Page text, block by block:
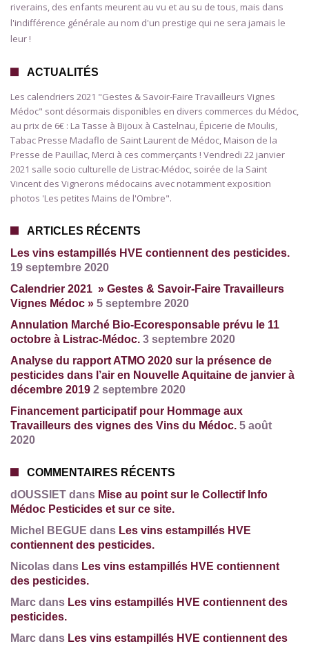
riverains, des enfants meurent au vu et au su de tous, mais dans
l'indifférence générale au nom d'un prestige qui ne sera jamais le
leur !
ACTUALITÉS
Les calendriers 2021 "Gestes & Savoir-Faire Travailleurs Vignes
Médoc" sont désormais disponibles en divers commerces du Médoc,
au prix de 6€ : La Tasse à Bijoux à Castelnau, Épicerie de Moulis,
Tabac Presse Madaflo de Saint Laurent de Médoc, Maison de la
Presse de Pauillac, Merci à ces commerçants ! Vendredi 22 janvier
2021 salle socio culturelle de Listrac-Médoc, soirée de la Saint
Vincent des Vignerons médocains avec notamment exposition
photos 'Les petites Mains de l'Ombre".
ARTICLES RÉCENTS
Les vins estampillés HVE contiennent des pesticides.
19 septembre 2020
Calendrier 2021 » Gestes & Savoir-Faire Travailleurs
Vignes Médoc » 5 septembre 2020
Annulation Marché Bio-Ecoresponsable prévu le 11
octobre à Listrac-Médoc. 3 septembre 2020
Analyse du rapport ATMO 2020 sur la présence de
pesticides dans l’air en Nouvelle Aquitaine de janvier à
décembre 2019 2 septembre 2020
Financement participatif pour Hommage aux
Travailleurs des vignes des Vins du Médoc. 5 août
2020
COMMENTAIRES RÉCENTS
dOUSSIET dans Mise au point sur le Collectif Info
Médoc Pesticides et sur ce site.
Michel BEGUE dans Les vins estampillés HVE
contiennent des pesticides.
Nicolas dans Les vins estampillés HVE contiennent
des pesticides.
Marc dans Les vins estampillés HVE contiennent des
pesticides.
Marc dans Les vins estampillés HVE contiennent des